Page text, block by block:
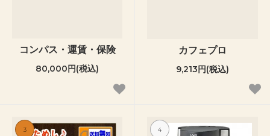
コンパス・運賃・保険
80,000円(税込)
カフェプロ
9,213円(税込)
3 4